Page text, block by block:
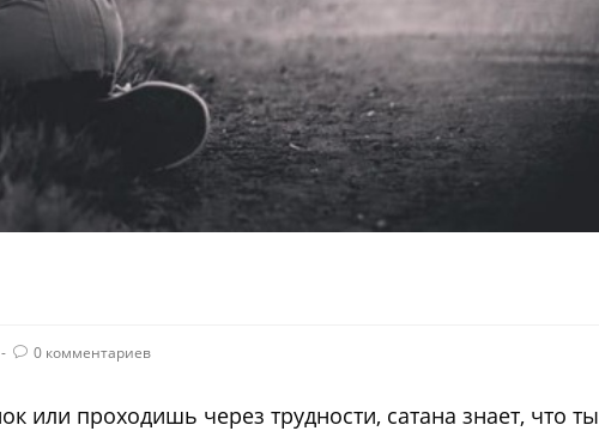
0 комментариев
или проходишь через трудности, сатана знает, что ты